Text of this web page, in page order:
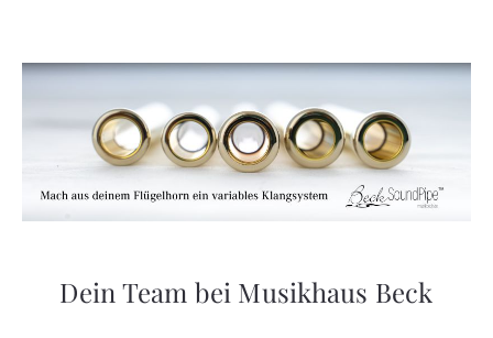
Dein Team bei Musikhaus Beck